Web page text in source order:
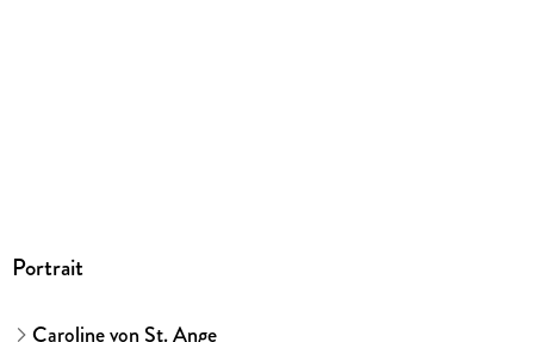
Portrait
Caroline von St. Ange